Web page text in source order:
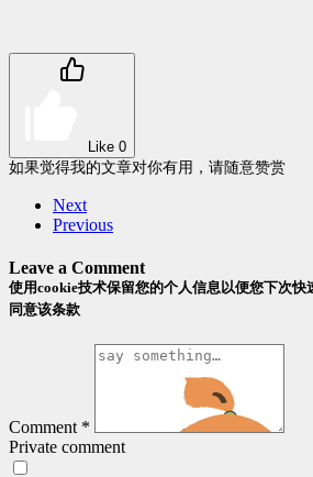
Like 0
如果觉得我的文章对你有用，请随意赞赏
Next
Previous
Leave a Comment
使用cookie技术保留您的个人信息以便您下次
同意该条款
Comment *
Private comment